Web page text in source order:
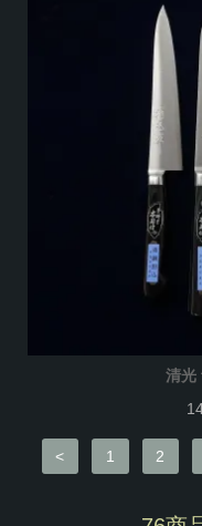
清光
< 1 2